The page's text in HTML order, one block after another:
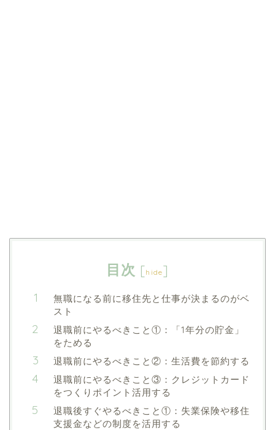
目次 [hide]
無職になる前に移住先と仕事が決まるのがベ
スト
退職前にやるべきこと①：「1年分の貯金」
をためる
退職前にやるべきこと②：生活費を節約する
退職前にやるべきこと③：クレジットカード
をつくりポイント活用する
退職後すぐやるべきこと①：失業保険や移住
支援金などの制度を活用する